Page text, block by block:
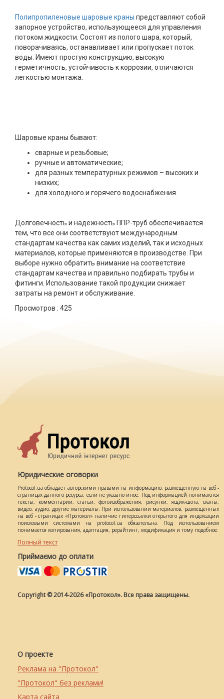
Полипропиленовые шаровые краны представляют собой
запорное устройство, использующееся для управления
потоком жидкости. Состоят из полого шара, который,
поворачиваясь, останавливает или пропускает поток
воды. Имеют простую конструкцию, высокую
герметичность, устойчивость к коррозии, отличаются
легкостью монтажа.
Шаровые краны бывают:
сварные и резьбовые;
ручные и автоматические;
для разных температурных режимов – высоких и
низких;
для холодного и горячего водоснабжения.
Долговечность и надежность ППР-труб обеспечивается
тем, что все они соответствуют международным
стандартам качества как самих изделий, так и исходных
материалов, которые применяются в производстве. При
выборе нужно обратить внимание на соответствие
стандартам качества и правильно подбирать трубы и
фитинги. Использование такой продукции снижает
затраты на ремонт и обслуживание.
Просмотров : 425
Юридические оговорки
Protocol.ua обладает авторскими правами на информацию, размещенную на веб -
страницах данного ресурса, если не указано иное. Под информацией понимаются
тексты, комментарии, статьи, фотоизображения, рисунки, ящик-шота, сканы,
видео, аудио, другие материалы. При использовании материалов, размещенных
на веб - страницах «Протокол» наличие гиперссылки открытого для индексации
поисковыми системами на protocol.ua обязательна. Под использованием
понимается копирования, адаптация, рерайтинг, модификация и тому подобное.
Полный текст
Приймаємо до оплати
Copyright © 2014-2026 «Протокол». Все права защищены.
О проекте
Реклама на "Протокол"
"Протокол" без реклами!
Карта сайта